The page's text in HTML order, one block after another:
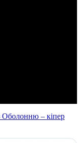
Оболонню – кіпер